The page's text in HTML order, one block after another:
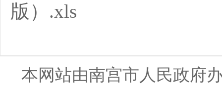
版）.xls
本网站由南宫市人民政